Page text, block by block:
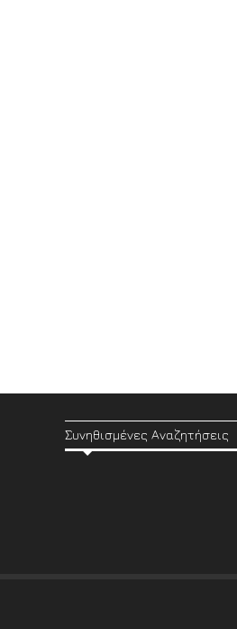
Συνηθισμένες Αναζητήσεις